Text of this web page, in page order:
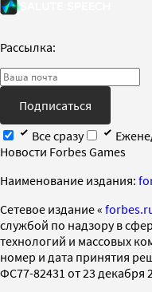
Рассылка:
Подписаться
Все сразу
Новости Forbes Games
Наименование издания:
Cетевое издание «
службой по надзору в
технологий и массовых
номер и дата принятия
ФС77-82431 от 23 декабря